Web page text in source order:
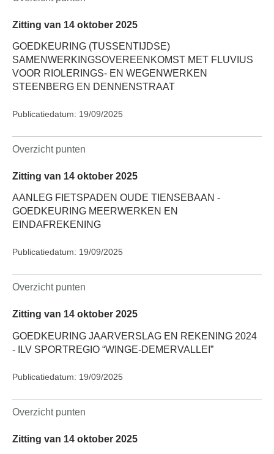
Zitting van 14 oktober 2025
GOEDKEURING (TUSSENTIJDSE)
SAMENWERKINGSOVEREENKOMST MET FLUVIUS
VOOR RIOLERINGS- EN WEGENWERKEN
STEENBERG EN DENNENSTRAAT
Publicatiedatum: 19/09/2025
Overzicht punten
Zitting van 14 oktober 2025
AANLEG FIETSPADEN OUDE TIENSEBAAN -
GOEDKEURING MEERWERKEN EN
EINDAFREKENING
Publicatiedatum: 19/09/2025
Overzicht punten
Zitting van 14 oktober 2025
GOEDKEURING JAARVERSLAG EN REKENING 2024
- ILV SPORTREGIO “WINGE-DEMERVALLEI”
Publicatiedatum: 19/09/2025
Overzicht punten
Zitting van 14 oktober 2025